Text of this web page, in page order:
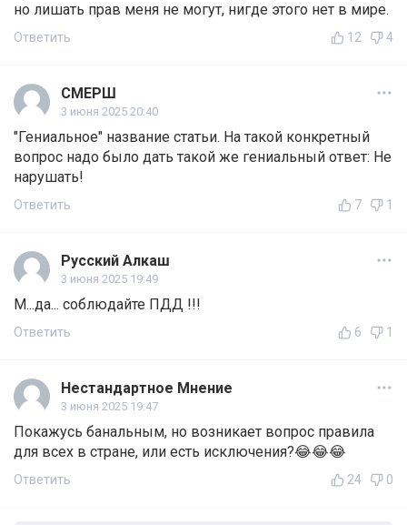
но лишать прав меня не могут, нигде этого нет в мире.
Ответить 12 4
СМЕРШ
3 июня 2025 20:40
"Гениальное" название статьи. На такой конкретный
вопрос надо было дать такой же гениальный ответ: Не
нарушать!
Ответить 7 1
Русский Алкаш
3 июня 2025 19:49
М...да... соблюдайте ПДД !!!
Ответить 6 1
Нестандартное Мнение
3 июня 2025 19:47
Покажусь банальным, но возникает вопрос правила
для всех в стране, или есть исключения?😂😂😂
Ответить 24 0